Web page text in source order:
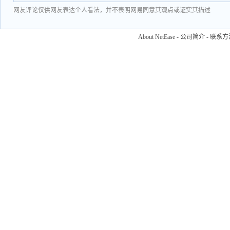
网友评论仅供网友表达个人看法，并不表明网易同意其观点或证实其描述
About NetEase - 公司简介 - 联系方